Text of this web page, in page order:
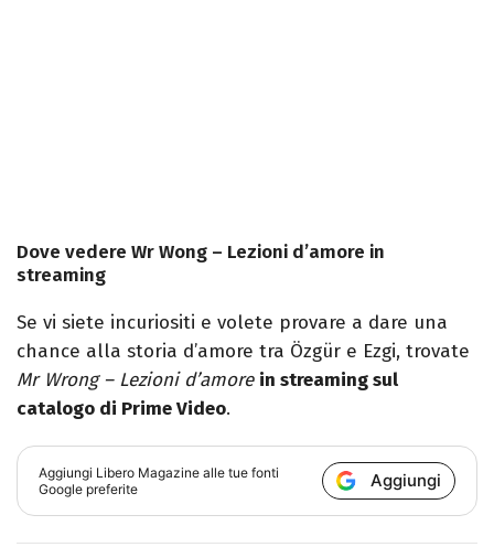
Dove vedere Wr Wong – Lezioni d’amore in
streaming
Se vi siete incuriositi e volete provare a dare una
chance alla storia d’amore tra Özgür e Ezgi, trovate
Mr Wrong – Lezioni d’amore in streaming sul
catalogo di Prime Video.
Aggiungi Libero Magazine alle tue fonti
Google preferite
Aggiungi